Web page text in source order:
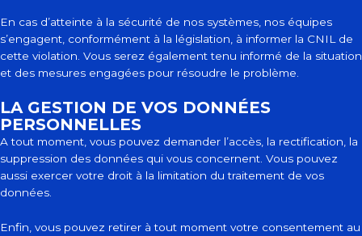
En cas d’atteinte à la sécurité de nos systèmes, nos équipes
s’engagent, conformément à la législation, à informer la CNIL de
cette violation. Vous serez également tenu informé de la situation
et des mesures engagées pour résoudre le problème.
LA GESTION DE VOS DONNÉES
PERSONNELLES
A tout moment, vous pouvez demander l’accès, la rectification, la
suppression des données qui vous concernent. Vous pouvez
aussi exercer votre droit à la limitation du traitement de vos
données.
Enfin, vous pouvez retirer à tout moment votre consentement au